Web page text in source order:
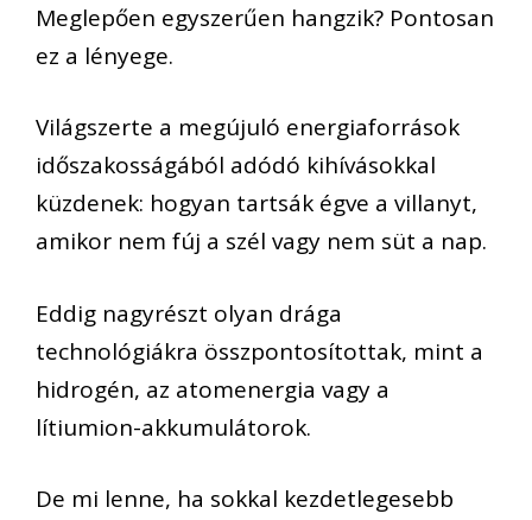
Meglepően egyszerűen hangzik? Pontosan
ez a lényege.
Világszerte a megújuló energiaforrások
időszakosságából adódó kihívásokkal
küzdenek: hogyan tartsák égve a villanyt,
amikor nem fúj a szél vagy nem süt a nap.
Eddig nagyrészt olyan drága
technológiákra összpontosítottak, mint a
hidrogén, az atomenergia vagy a
lítiumion-akkumulátorok.
De mi lenne, ha sokkal kezdetlegesebb